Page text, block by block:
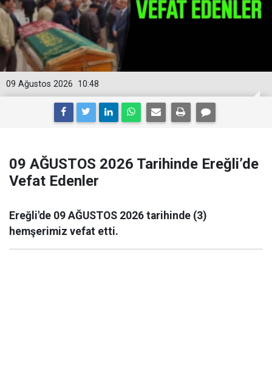
10:48
09 Ağustos 2026
09 AĞUSTOS 2026 Tarihinde Ereğli’de
Vefat Edenler
Ereğli'de 09 AĞUSTOS 2026 tarihinde (3)
hemşerimiz vefat etti.